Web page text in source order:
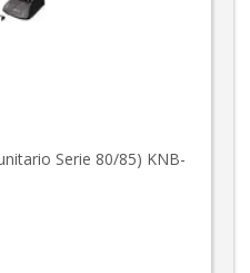
Serie 80/85) KNB-